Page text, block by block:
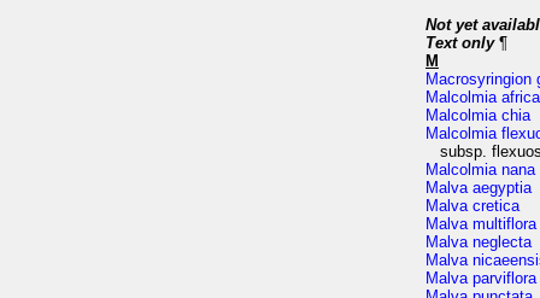
Not yet
Text only ¶
M
Macrosyringion
Malcolmia
Malcolmia chia
Malcolmia
subsp.
Malcolmia nana
Malva aegyptia
Malva cretica
Malva multiflora
Malva neglecta
Malva
Malva parviflora